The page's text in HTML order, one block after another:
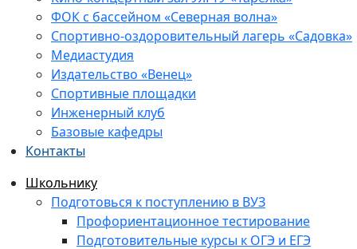
ФОК с бассейном «Северная волна»
Спортивно-оздоровительный лагерь «Садовка»
Медиастудия
Издательство «Венец»
Спортивные площадки
Инженерный клуб
Базовые кафедры
Контакты
Школьнику
Подготовься к поступлению в ВУЗ
Профориентационное тестирование
Подготовительные курсы к ОГЭ и ЕГЭ